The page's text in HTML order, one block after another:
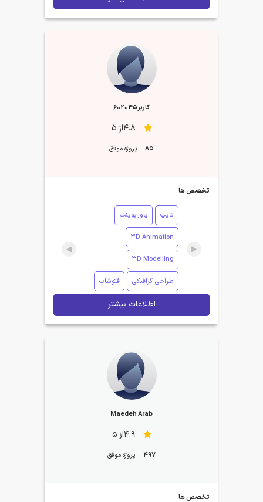
کاربر602045
4.8از 5
85 پروژه موفق
تخصص ها
تایپ پاورپوینت
3D Animation
3D Modelling
طراحی گرافیکی فتوشاپ
اطلاعات بیشتر
Maedeh Arab
4.9از 5
497 پروژه موفق
تخصص ها